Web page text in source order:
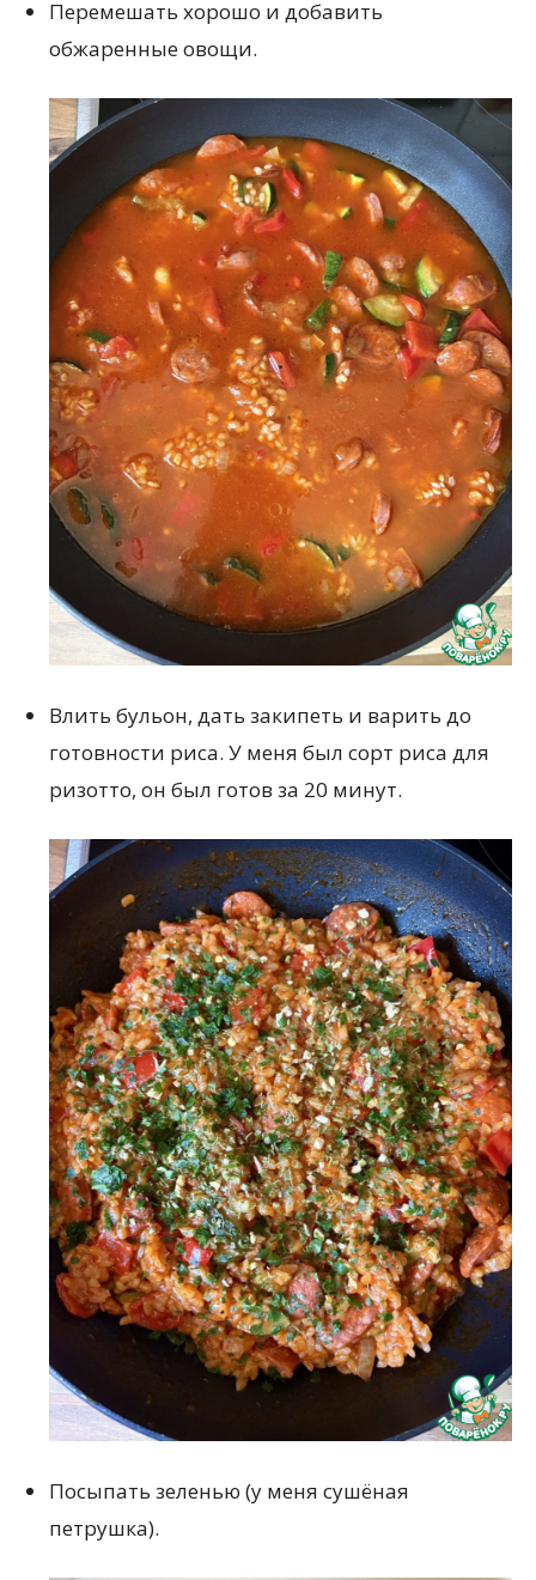
Перемешать хорошо и добавить
обжаренные овощи.
Влить бульон, дать закипеть и варить до
готовности риса. У меня был сорт риса для
ризотто, он был готов за 20 минут.
Посыпать зеленью (у меня сушёная
петрушка).